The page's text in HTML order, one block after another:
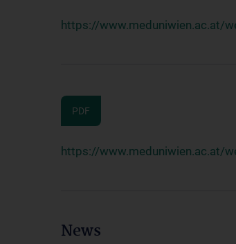
https://www.meduniwien.ac.at/
PDF
https://www.meduniwien.ac.at/
News